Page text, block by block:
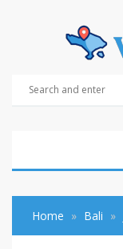
Home Bali